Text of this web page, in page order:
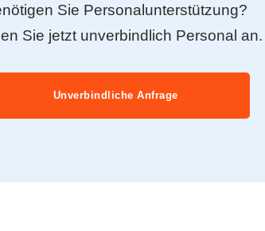
Sie Personalunterstützung?
Sie jetzt unverbindlich Personal an.
Unverbindliche Anfrage